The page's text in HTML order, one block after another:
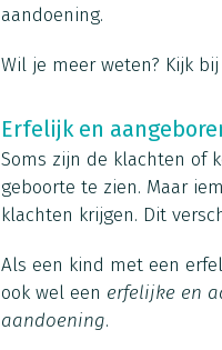
aandoening.
Wil je meer weten? Kijk bij
Erfelijk en
Soms zijn de klachten of
geboorte te zien. Maar
klachten krijgen. Dit
Als een kind met een
ook wel een erfelijke en
aandoening.